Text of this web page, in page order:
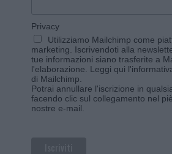
Privacy
Utilizziamo Mailchimp come
marketing. Iscrivendoti alla
tue informazioni siano trasferite a
l'elaborazione. Leggi qui
di Mailchimp
Potrai annullare l'iscrizione in
facendo clic sul collegamento nel
nostre e-mail.